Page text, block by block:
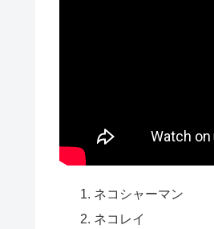
ネコシャーマン
ネコレイ